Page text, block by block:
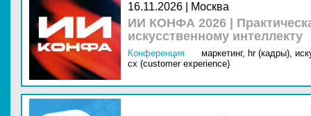
16.11.2026 | Москва
ИИ КОНФА 2026 |
искусственному интеллекту
Конференция маркетинг, hr (кадры),
cx (customer experience)